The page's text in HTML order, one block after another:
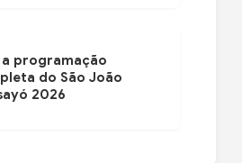
a programação
do São João
2026